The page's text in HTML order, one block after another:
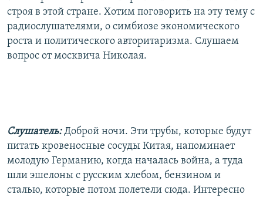
строя в этой стране. Хотим поговорить на эту тему с
радиослушателями, о симбиозе экономического
роста и политического авторитаризма. Слушаем
вопрос от москвича Николая.
Слушатель:Доброй ночи. Эти трубы, которые будут
питать кровеносные сосуды Китая, напоминает
молодую Германию, когда началась война, а туда
шли эшелоны с русским хлебом, бензином и
сталью, которые потом полетели сюда. Интересно